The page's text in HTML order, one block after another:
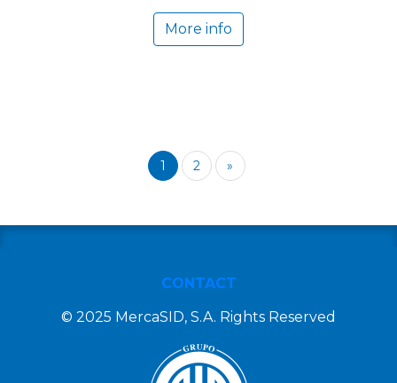
More info
1 2 »
CONTACT
© 2025 MercaSID, S.A. Rights Reserved